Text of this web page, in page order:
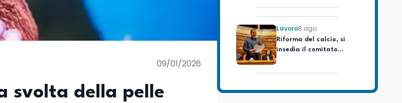
09/01/2026
svolta della pelle
Lavoro8 ago
Riforma del calcio, si
insedia il comitato
ristretto al Senato. La
Mondo8 ago
europea in memoria